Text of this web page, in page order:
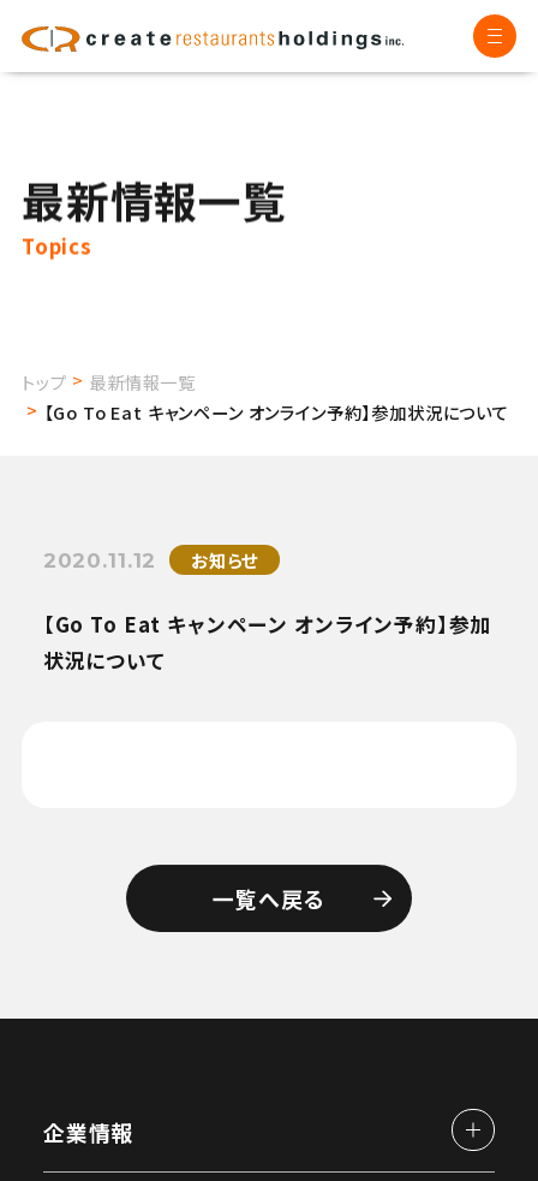
最新情報一覧
Topics
トップ
最新情報一覧
【Go To Eat キャンペーン オンライン予約】参加状況について
2020.11.12 お知らせ
【Go To Eat キャンペーン オンライン予約】参加
状況について
一覧へ戻る
企業情報